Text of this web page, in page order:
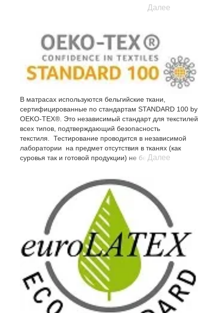
Далее
В матрасах используются бельгийские ткани,
сертифицированные по стандартам STANDARD 100 by
OEKO-TEX®. Это независимый стандарт для текстилей
всех типов, подтверждающий безопасность
текстиля. Тестирование проводится в независимой
лаборатории на предмет отсутствия в тканях (как
суровья так и готовой продукции) не безопасных
Далее